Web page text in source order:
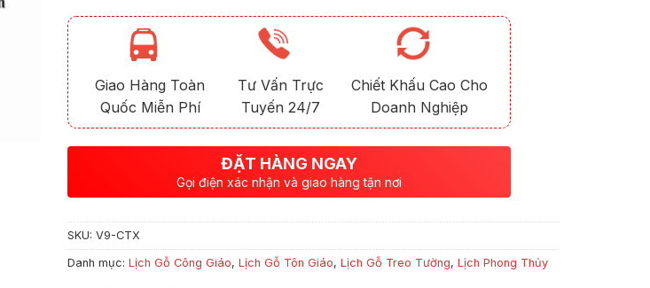
Giao Hàng Toàn
Quốc Miễn Phí
Tư Vấn Trực
Tuyến 24/7
Chiết Khấu Cao Cho
Doanh Nghiệp
ĐẶT HÀNG NGAY
Gọi điện xác nhận và giao hàng tận nơi
SKU: V9-CTX
Danh mục: Lịch Gỗ Công Giáo, Lịch Gỗ Tôn Giáo, Lịch Gỗ Treo Tường, Lịch Phong Thủy